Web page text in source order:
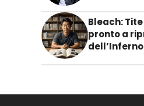
Bleach:
pronto a
dell’Inferno